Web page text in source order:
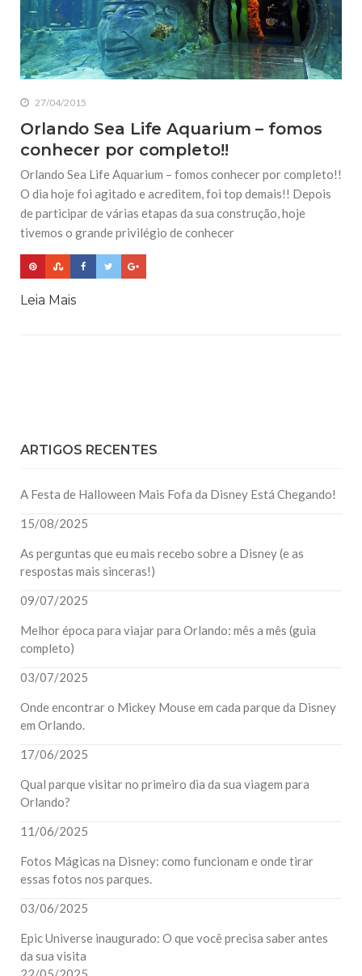
27/04/2015
Orlando Sea Life Aquarium – fomos
conhecer por completo!!
Orlando Sea Life Aquarium – fomos conhecer por completo!!
O dia hoje foi agitado e acreditem, foi top demais!! Depois
de participar de várias etapas da sua construção, hoje
tivemos o grande privilégio de conhecer
Leia Mais
ARTIGOS RECENTES
A Festa de Halloween Mais Fofa da Disney Está Chegando!
15/08/2025
As perguntas que eu mais recebo sobre a Disney (e as
respostas mais sinceras!)
09/07/2025
Melhor época para viajar para Orlando: mês a mês (guia
completo)
03/07/2025
Onde encontrar o Mickey Mouse em cada parque da Disney
em Orlando.
17/06/2025
Qual parque visitar no primeiro dia da sua viagem para
Orlando?
11/06/2025
Fotos Mágicas na Disney: como funcionam e onde tirar
essas fotos nos parques.
03/06/2025
Epic Universe inaugurado: O que você precisa saber antes
da sua visita